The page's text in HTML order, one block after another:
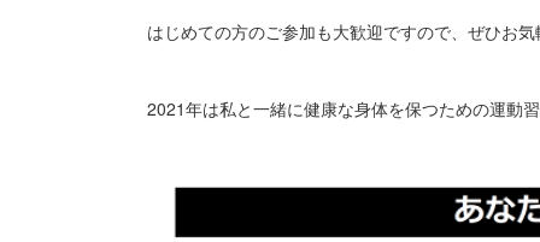
はじめての方のご参加も大歓迎ですので、ぜひお
2021年は私と一緒に健康な身体を保つための運動